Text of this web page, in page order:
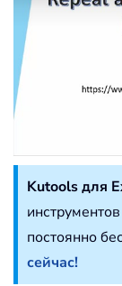
Kutools для
постоянно
сейчас!